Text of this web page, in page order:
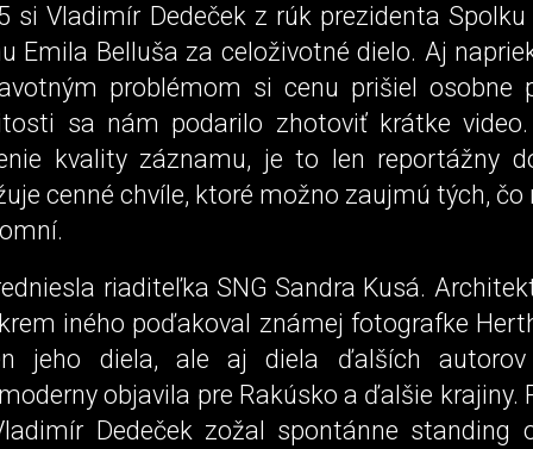
si Vladimír Dedeček z rúk prezidenta
Emila Belluša za celoživotné dielo. Aj
problémom si cenu prišiel osobne
sa nám podarilo zhotoviť krátke
kvality záznamu, je to len reportážny
cenné chvíle, ktoré možno zaujmú tých,
riaditeľka SNG Sandra Kusá.
iného poďakoval známej fotografke
jeho diela, ale aj diela ďalších autorov
objavila pre Rakúsko a ďalšie krajiny.
Dedeček zožal spontánne standing